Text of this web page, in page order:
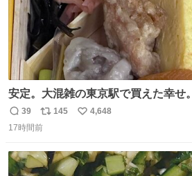
安定。大混雑の東京駅で買えた幸せ。
返
信
39
リ
ポ
ト
145
い
数
4,648
17時間前